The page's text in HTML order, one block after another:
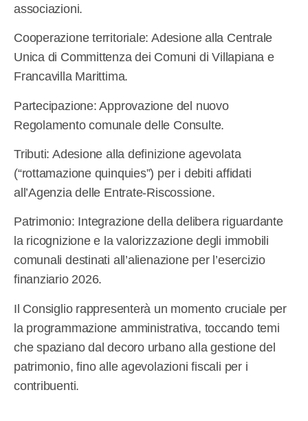
associazioni.
Cooperazione territoriale: Adesione alla Centrale
Unica di Committenza dei Comuni di Villapiana e
Francavilla Marittima.
Partecipazione: Approvazione del nuovo
Regolamento comunale delle Consulte.
Tributi: Adesione alla definizione agevolata
(“rottamazione quinquies”) per i debiti affidati
all’Agenzia delle Entrate-Riscossione.
Patrimonio: Integrazione della delibera riguardante
la ricognizione e la valorizzazione degli immobili
comunali destinati all’alienazione per l’esercizio
finanziario 2026.
Il Consiglio rappresenterà un momento cruciale per
la programmazione amministrativa, toccando temi
che spaziano dal decoro urbano alla gestione del
patrimonio, fino alle agevolazioni fiscali per i
contribuenti.